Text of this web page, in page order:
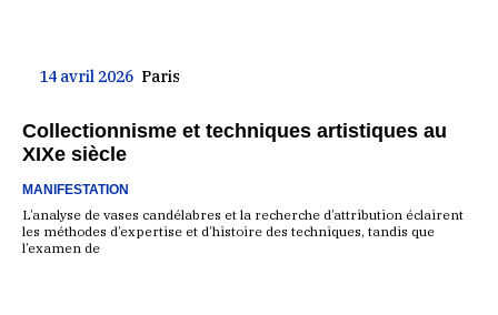
14 avril 2026 Paris
Collectionnisme et techniques artistiques au
XIXe siècle
MANIFESTATION
L’analyse de vases candélabres et la recherche d’attribution éclairent
les méthodes d’expertise et d’histoire des techniques, tandis que
l’examen de